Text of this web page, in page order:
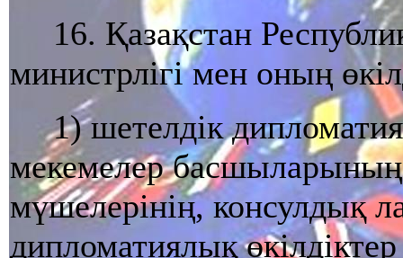
16. Қазақстан
министрлiгi мен оның
1) шетелдiк
мекемелер
мүшелерiнiң, консулдық
дипломатиялық